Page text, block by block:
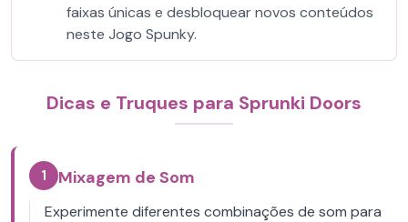
faixas únicas e desbloquear novos conteúdos
neste Jogo Spunky.
Dicas e Truques para Sprunki Doors
1 Mixagem de Som
Experimente diferentes combinações de som para